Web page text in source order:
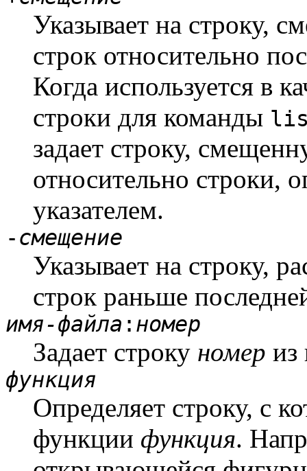
Указывает на строку,
строк относительно
Когда используется в
строки для команды
задает строку,
относительно строки,
указателем.
-смещение
Указывает на строку,
строк раньше
имя-файла : номер
Задает строку номер из
функция
Определяет строку, с
функции функция.